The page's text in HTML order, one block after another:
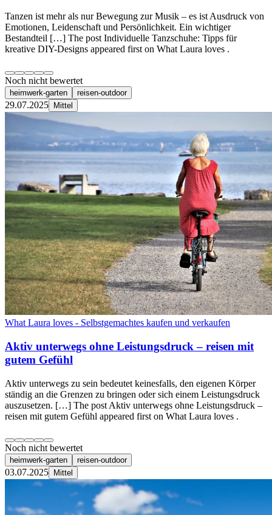
Tanzen ist mehr als nur Bewegung zur Musik – es ist Ausdruck von
Emotionen, Leidenschaft und Persönlichkeit. Ein wichtiger
Bestandteil […] The post Individuelle Tanzschuhe: Tipps für
kreative DIY-Designs appeared first on What Laura loves .
Noch nicht bewertet
heimwerk-garten reisen-outdoor
29.07.2025 Mittel
What Laura loves - Selbstgemachtes kaufen und verkaufen
Aktiv unterwegs ohne Leistungsdruck – reisen mit
gutem Gefühl
Aktiv unterwegs zu sein bedeutet keinesfalls, den eigenen Körper
ständig an die Grenzen zu bringen oder sich einem Leistungsdruck
auszusetzen. […] The post Aktiv unterwegs ohne Leistungsdruck –
reisen mit gutem Gefühl appeared first on What Laura loves .
Noch nicht bewertet
heimwerk-garten reisen-outdoor
03.07.2025 Mittel